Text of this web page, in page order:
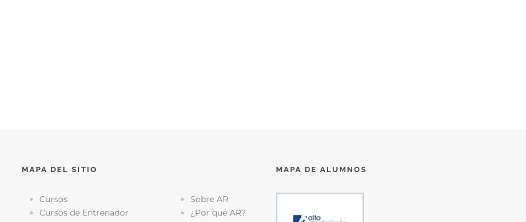
MAPA DEL SITIO
Cursos
Cursos de Entrenador
Sobre AR
¿Por qué AR?
MAPA DE ALUMNOS